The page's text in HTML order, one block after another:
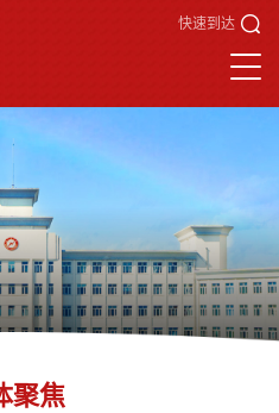
快速到达
聚焦